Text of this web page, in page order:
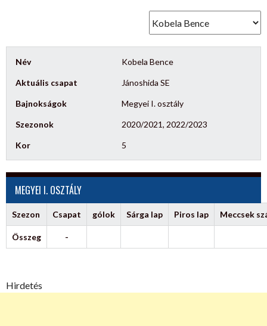
Név Kobela Bence
Aktuális csapat Jánoshida SE
Bajnokságok Megyei I. osztály
Szezonok 2020/2021, 2022/2023
Kor 5
MEGYEI I. OSZTÁLY
Szezon Csapat gólok Sárga lap Piros lap Meccsek
Összeg -
Hirdetés